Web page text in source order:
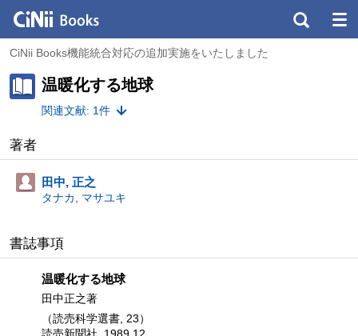
CiNii Books機能統合対応の追加実施をいたしました
温暖化する地球
関連文献: 1件
著者
田中, 正之
タナカ, マサユキ
書誌事項
温暖化する地球
田中正之著
（読売科学選書, 23）